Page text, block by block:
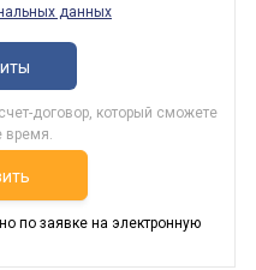
данных
договор, который сможете
время.
по заявке на электронную